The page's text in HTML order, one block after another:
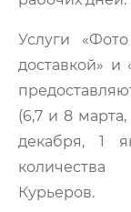
Услуги
доставкой» и
(6,7 и 8
декабря, 1
Курьеров.